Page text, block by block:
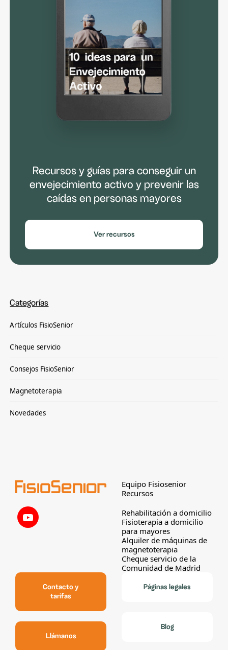
Recursos y guías para conseguir un
envejecimiento activo y prevenir las
caídas en personas mayores
Ver recursos
Categorías
Artículos FisioSenior
Cheque servicio
Consejos FisioSenior
Magnetoterapia
Novedades
Equipo Fisiosenior
Recursos
Rehabilitación a domicilio
Fisioterapia a domicilio
para mayores
Alquiler de máquinas de
magnetoterapia
Cheque servicio de la
Comunidad de Madrid
Contacto y
tarifas
Llámanos
Páginas legales
Blog